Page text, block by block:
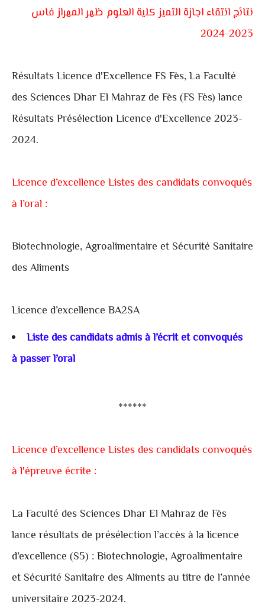
نتائج انتقاء اجازة التميز كلية العلوم ظهر المهراز فاس
2023-2024
Résultats Licence d'Excellence FS Fès,La Faculté
des Sciences Dhar El Mahraz de Fès (FS Fès)lance
Résultats Présélection Licence d'Excellence 2023-
2024.
Licence d’excellence Listes des candidats convoqués
à l’oral :
Biotechnologie, Agroalimentaire et Sécurité Sanitaire
des Aliments
Licence d’excellence BA2SA
Liste des candidats admis à l’écrit et convoqués
à passer l’oral
******
Licence d’excellence Listes des candidats convoqués
à l'épreuve écrite :
La Faculté des Sciences Dhar El Mahraz de Fès
lance résultats de présélection l’accès à la licence
d’excellence (S5) : Biotechnologie, Agroalimentaire
et Sécurité Sanitaire des Aliments au titre de l’année
universitaire 2023-2024.